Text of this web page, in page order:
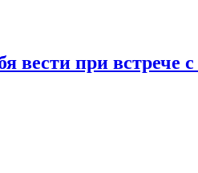
вести при